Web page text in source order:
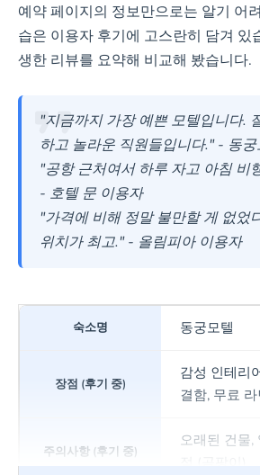
예약 페이지의 정보만으로는 알기 어
습은 이용자 후기에 고스란히 담겨 있
생한 리뷰를 요약해 비교해 봤습니다.
"지금까지 가장 예쁜 모텔입니다.
하고 놀라운 직원들입니다." - 동
"공항 근처여서 하루 자고 아침 비
- 호텔 문 이용자
"가격에 비해 정말 불만할 게 없었
위치가 최고." - 올림피아 이용자
동궁모텔
감성 인테리
결함, 무료 라
오래된 건물,